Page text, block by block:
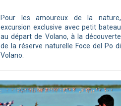
Pour les amoureux de la nature,
excursion exclusive avec petit bateau
au départ de Volano, à la découverte
de la réserve naturelle Foce del Po di
Volano.